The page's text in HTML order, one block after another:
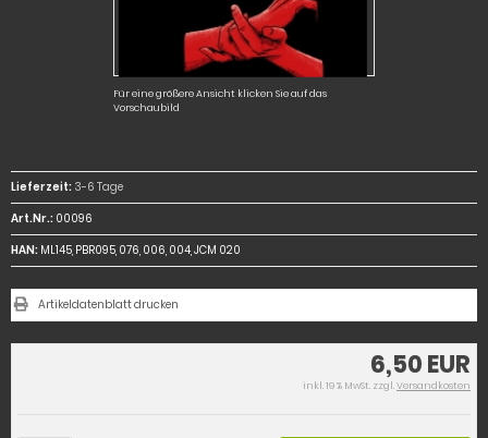
Für eine größere Ansicht klicken Sie auf das
Vorschaubild
6,50 EUR
inkl. 19 % MwSt. zzgl.Versandkosten
Lieferzeit: 3-6 Tage
Art.Nr.: 00096
HAN: ML145, PBR095, 076, 006, 004, JCM 020
Artikeldatenblatt drucken